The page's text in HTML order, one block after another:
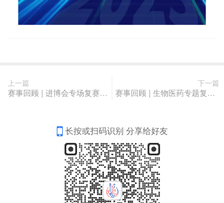
上一篇
赛事回顾 | 进博会专场复赛成功举办，优秀项目路演将亮相进博会
下一篇
赛事回顾 | 生物医药专题复赛顺利举办，助力上海打造“热带雨林”般生物医药产业生态
长按或扫码识别 分享给好友